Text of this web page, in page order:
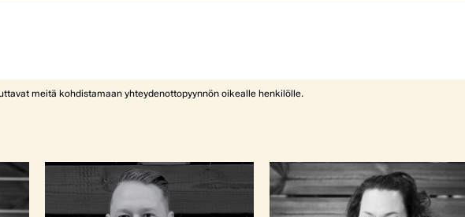
meitä kohdistamaan yhteydenottopyynnön oikealle henkilölle.